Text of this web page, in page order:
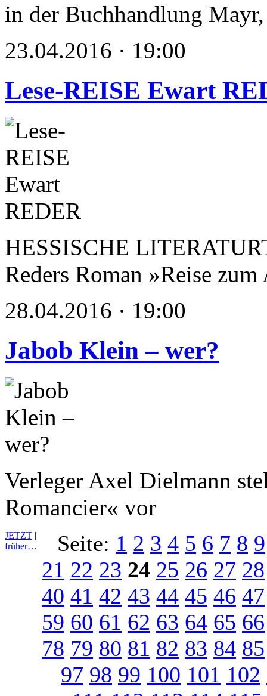
in der Buchhandlung
23.04.2016 · 19:00
Lese-REISE Ewart
HESSISCHE
Reders Roman »Reise
28.04.2016 · 19:00
Jabob Klein – wer?
Verleger Axel Dielmann
Romancier« vor
JETZT |
früher…
Seite: 1 2 3 4 5 6 7 8 9
21 22 23 24 25 26 27 28
40 41 42 43 44 45 46 47
59 60 61 62 63 64 65 66
78 79 80 81 82 83 84 85
97 98 99 100 101 102